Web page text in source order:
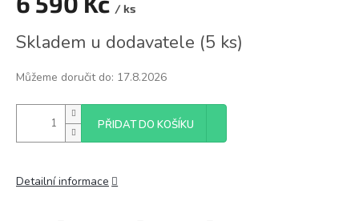
/ ks
cena:
Skladem u dodavatele (5 ks)
Můžeme doručit do: 17.8.2026
PŘIDAT DO KOŠÍKU
Detailní informace